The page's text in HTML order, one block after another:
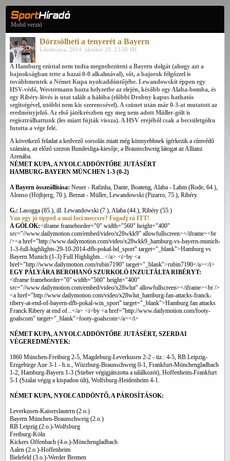
Mobil verzió
Dörzsölheti a tenyerét a Bayern
Létrehozva: 2014. október 29. 23:58 SH
A Hamburg ezúttal nem tudta megnehezíteni a Bayern dolgát (ahogy azt a
bajnokságban tette a hazai 0-0 alkalmával), sőt, a bajorok félgőzzel is
továbbmentek a Német Kupa nyolcaddöntőjébe. Lewandowskit éppen egy
HSV-védő, Westermann hozta helyzetbe az elején, később egy Alaba-bomba, és
egy Ribéry-lövés is utat talált a hálóba (előbbi Drobny kapus hathatós
segítségével, utóbbi nem kis szerencsével). A szünet után már 0-3-at mutatott az
eredményjelző. Az első játékrészben egy meg nem adott Müller-gólt is
regisztrálhattunk (les miatt fújták vissza). A HSV erejéből csak a becsületgólra
futotta a vége felé.
A következő feladat a kedvező sorsolás miatt még könnyebbnek ígérkezik a címvédő
számára, az előző szezon Bundesliga-kiesője, a Braunschweig látogat az Allianz
Arenába.
NÉMET KUPA, A NYOLCADDÖNTŐBE JUTÁSÉRT
HAMBURG-BAYERN MÜNCHEN 1-3 (0-2)
A Bayern összeállítása: Neuer - Rafinha, Dante, Boateng, Alaba - Lahm (Rode, 64.),
Alonso (Höjbjerg, 70.), Bernat - Müller, Lewandowski (Pizarro, 75.), Ribéry.
G.: Lasogga (85.), ill. Lewandowski (7.), Alaba (44.), Ribéry (55.)
Van egy jó tipped a mai foci meccsre? Fogadj rá ITT!
A GÓLOK:<iframe frameborder="0" width="560" height="400"
src="//www.dailymotion.com/embed/video/x28wkk9" allowfullscreen></iframe><br
/><a href="http://www.dailymotion.com/video/x28wkk9_hamburg-vs-bayern-munich-
1-3-full-highlights-29-10-2014-dfb-pokal-hd_sport" target="_blank">Hamburg vs
Bayern Munich (1-3) Full Highlights...</a> <i>by <a
href="http://www.dailymotion.com/rubin7190" target="_blank">rubin7190</a></i>
EGY PÁLYÁRA BEROHANÓ SZURKOLÓ INZULTÁLTA RIBÉRYT:
<iframe frameborder="0" width="560" height="400"
src="//www.dailymotion.com/embed/video/x28wlut" allowfullscreen></iframe><br />
<a href="http://www.dailymotion.com/video/x28wlut_hamburg-fan-attacks-franck-
ribery-at-end-of-bayern-dfb-pokal-win_sport" target="_blank">Hamburg fan attacks
Franck Ribery at end of...</a> <i>by <a href="http://www.dailymotion.com/footy-
goalscom" target="_blank">footy-goalscom</a></i>
NÉMET KUPA, A NYOLCADDÖNTŐBE JUTÁSÉRT, SZERDAI
VÉGEREDMÉNYEK:
1860 München-Freiburg 2-5, Magdeburg-Leverkusen 2-2 - tiz.: 4-5, RB Leipzig-
Erzgebirge Aue 3-1 - h.u., Würzburg-Braunschweig 0-1, Frankfurt-Mönchengladbach
1-2, Hamburg-Bayern 1-3 (Stieber végigjátszotta a találkozót), Hoffenheim-Frankfurt
5-1 (Szalai végig a kispadon ült), Wolfsburg-Heidenheim 4-1.
NÉMET KUPA, NYOLCADDÖNTŐ, A PÁROSÍTÁSOK:
Leverkusen-Kaiserslautern (2.o.)
Bayern München-Braunschweig (2.o.)
RB Leipzig (2.o.)-Wolfsburg
Freiburg-Köln
Kickers Offenbach (4.o.)-Mönchengladbach
Aalen (2.o.)-Hoffenheim
Bielefeld (3.o.)-Werder Bremen